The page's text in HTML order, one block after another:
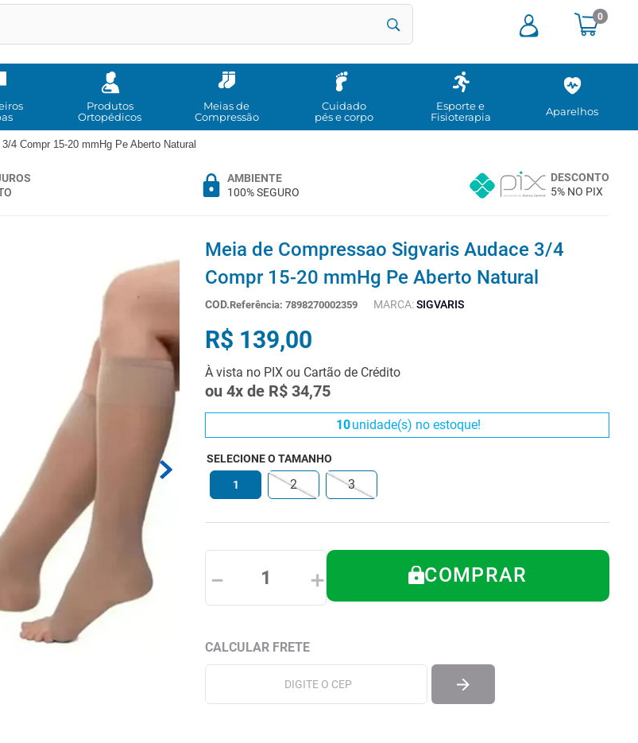
0
Produtos
Ortopédicos
Meias de
Compressão
Cuidado
pés e corpo
Esporte e
Fisioterapia
Aparelhos
4 Compr 15-20 mmHg Pe Aberto Natural
AMBIENTE
100% SEGURO
DESCONTO
5% NO PIX
Meia de Compressao Sigvaris Audace 3/4
Compr 15-20 mmHg Pe Aberto Natural
Referência:7898270002359 MARCA:SIGVARIS
R$ 139,00
À vista no PIX ou Cartão de Crédito
ou4x de R$ 34,75
10unidade(s) no estoque!
SELECIONE O TAMANHO
1 2 3
＋
－ COMPRAR